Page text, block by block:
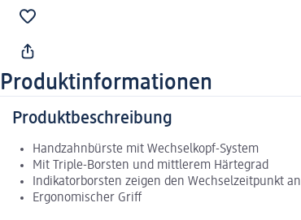
Produktinformationen
Produktbeschreibung
Handzahnbürste mit Wechselkopf-System
Mit Triple-Borsten und mittlerem Härtegrad
Indikatorborsten zeigen den Wechselzeitpunkt an
Ergonomischer Griff